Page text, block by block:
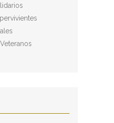
Veteranos